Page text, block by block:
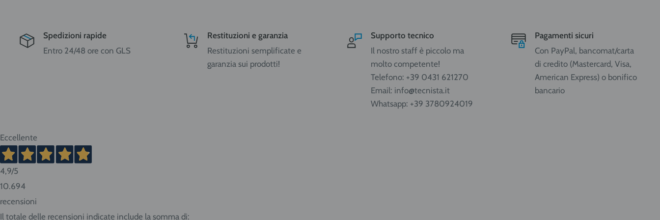
Spedizioni rapide
Entro 24/48 ore con GLS
Restituzioni e garanzia
Restituzioni semplificate e
garanzia sui prodotti!
Supporto tecnico
Il nostro staff è piccolo ma
molto competente!
Telefono: +39 0431 621270
Email: info@tecnista.it
Whatsapp: +39 3780924019
Pagamenti sicuri
Con PayPal, bancomat/carta
di credito (Mastercard, Visa,
American Express) o bonifico
bancario
Eccellente
4,9/5
10.694
recensioni
Il totale delle recensioni indicate include la somma di: